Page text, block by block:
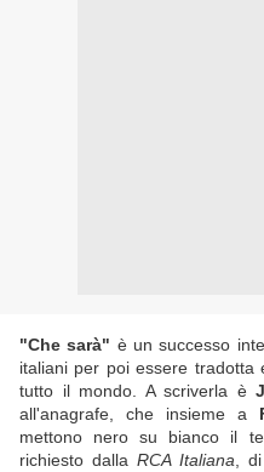
"Che sarà" è un successo
italiani per poi essere tradotta
tutto il mondo. A scriverla è
all'anagrafe, che insieme a
mettono nero su bianco il
richiesto dalla RCA Italiana ,